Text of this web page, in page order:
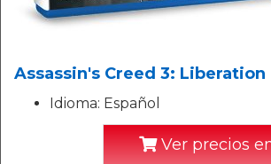
Assassin's Creed 3: Liberation
Idioma: Español
Ver precios